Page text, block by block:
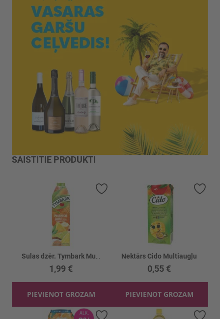
SAISTĪTIE PRODUKTI
1,99 €
PIEVIENOT GROZAM
Pievienot vēlmju sarakstam
Nektārs Cido Multiaugļu
0,55 €
PIEVIENOT GROZAM
Pievienot vēlmju sarakstam